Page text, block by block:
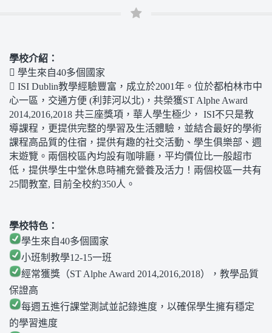
學校介紹：
 學生來自40多個國家
 ISI Dublin教學經驗豐富，成立於2001年。位於都柏林市中
心一區，交通方便 (利菲河以北)，共榮獲ST Alphe Award
2014,2016,2018 共三座獎項，華人學生極少， ISI不只是教
導課程，更提供完整的學習及生活體驗，並結合最好的學術
課程高品質的住宿，提供有趣的社交活動、學生俱樂部、週
末遊覽。兩個校區內均設有咖啡廳，平均價位比一般超市
低，提供學生中堂休息時補充營養及活力！兩個校區一共有
25間教室, 目前全校約350人。
學校特色：
學生來自40多個國家
小班制教學12-15一班
經常獲獎（ST Alphe Award 2014,2016,2018），教學品質
保證高
每週五進行課堂測試並記錄進度，以確保學生擁有穩定
的學習進度